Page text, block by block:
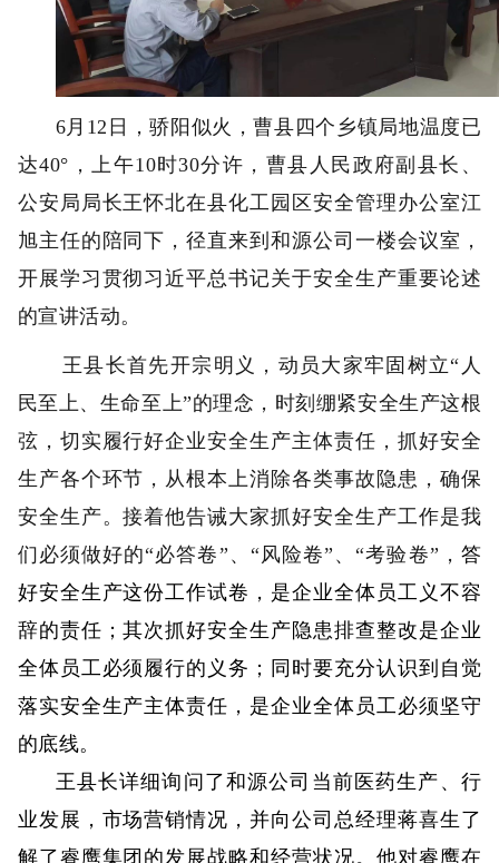
6月12日，骄阳似火，曹县四个乡镇局地温度已
达40°，上午10时30分许，曹县人民政府副县长、
公安局局长王怀北在县化工园区安全管理办公室江
旭主任的陪同下，径直来到和源公司一楼会议室，
开展学习贯彻习近平总书记关于安全生产重要论述
的宣讲活动。
王县长首先开宗明义，动员大家牢固树立“人
民至上、生命至上”的理念，时刻绷紧安全生产这根
弦，切实履行好企业安全生产主体责任，抓好安全
生产各个环节，从根本上消除各类事故隐患，确保
安全生产。接着他告诫大家抓好安全生产工作是我
们必须做好的“必答卷”、“风险卷”、“考验卷”， 答
好安全生产这份工作试卷，是企业全体员工义不容
辞的责任；其次抓好安全生产隐患排查整改是企业
全体员工必须履行的义务；同时要充分认识到自觉
落实安全生产主体责任，是企业全体员工必须坚守
的底线。
王县长详细询问了和源公司当前医药生产、行
业发展，市场营销情况，并向公司总经理蒋喜生了
解了睿鹰集团的发展战略和经营状况。他对睿鹰在